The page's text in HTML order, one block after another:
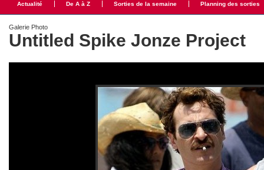
Actualité De A à Z Sorties de la semaine Planning des sorties
Galerie Photo
Untitled Spike Jonze Project